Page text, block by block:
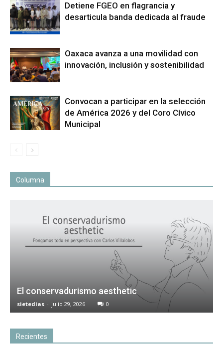
Detiene FGEO en flagrancia y
desarticula banda dedicada al fraude
Oaxaca avanza a una movilidad con
innovación, inclusión y sostenibilidad
Convocan a participar en la selección
de América 2026 y del Coro Cívico
Municipal
Columna
El conservadurismo aesthetic
sietedias - julio 29, 2026 0
Recientes